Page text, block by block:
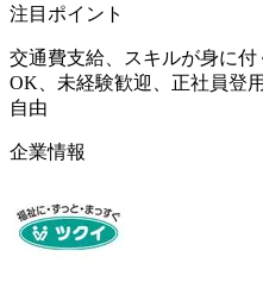
注目ポイント
交通費支給、スキルが身に
OK、未経験歓迎、正社員登
自由
企業情報